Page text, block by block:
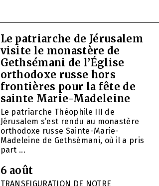
Le patriarche de Jérusalem
visite le monastère de
Gethsémani de l’Église
orthodoxe russe hors
frontières pour la fête de
sainte Marie-Madeleine
Le patriarche Théophile III de
Jérusalem s’est rendu au monastère
orthodoxe russe Sainte-Marie-
Madeleine de Gethsémani, où il a pris
part ...
6 août
TRANSFIGURATION DE NOTRE